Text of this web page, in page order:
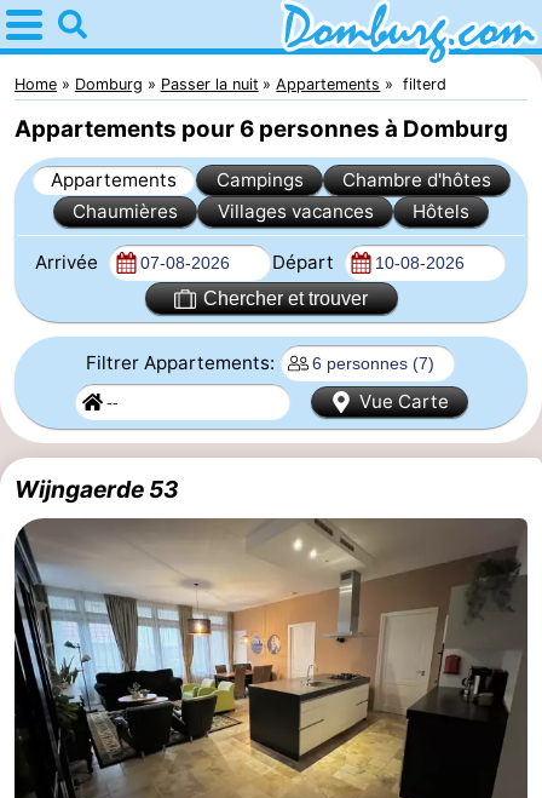
Home
Domburg
Astuces
Avec
enfants
Webcam
Webcam
Plage
Passer
la
nuit
Appartements
Park
Loverendale
-
Résidence
Wijngaerde
Campings
Chambre
d'hôtes
Chaumières
Home Domburg Passer la nuit Appartements filterd
Appartements pour 6 personnes à Domburg
Appartements Campings
Chambre d'hôtes
Chaumières
Villages vacances Hôtels
Arrivée Départ
Chercher et trouver
Filtrer Appartements:
Vue Carte
Wijngaerde 53